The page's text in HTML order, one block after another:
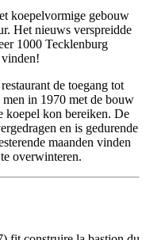
koepelvormige gebouw
Het nieuws verspreidde
1000 Tecklenburg
de toegang tot
in 1970 met de bouw
koepel kon bereiken. De
en is gedurende
maanden vinden
overwinteren.